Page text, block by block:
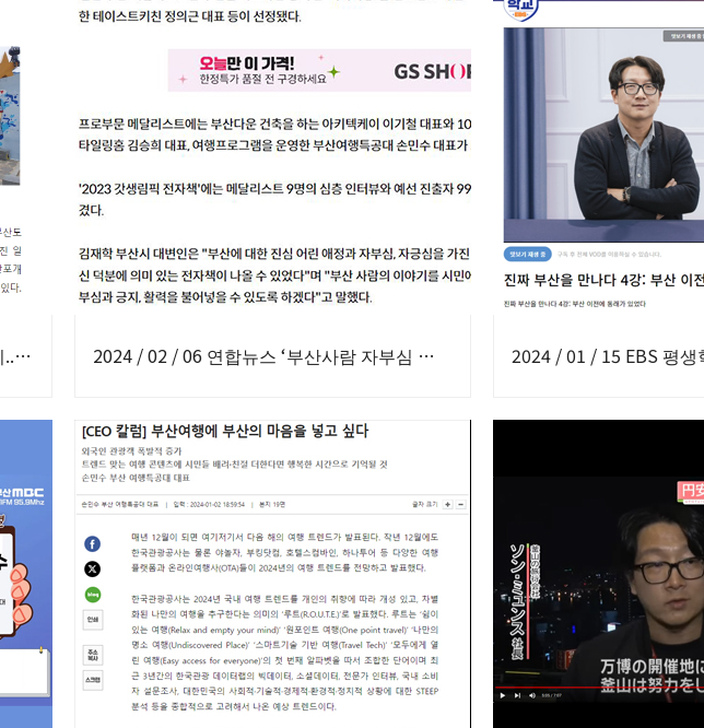
2024 / 02 / 07 국제신문 12면 ‘부산 온 친지.. 역사깃든 원도심 숨은 명소들’ 보도 2024 / 02 / 06 연합뉴스 ‘부산사람 자부심 담은 전자책 발간’ 부산갓생림픽 은메달